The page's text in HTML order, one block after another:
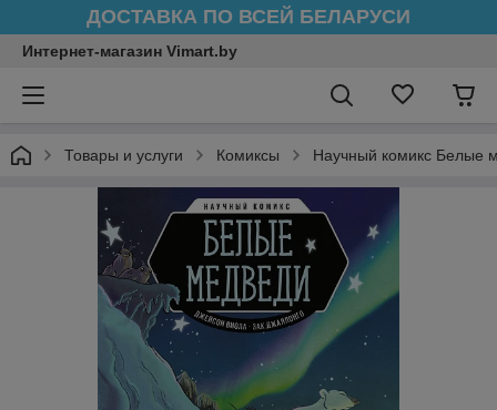
ДОСТАВКА ПО ВСЕЙ БЕЛАРУСИ
Интернет-магазин Vimart.by
Товары и услуги Комиксы Научный комикс Белые